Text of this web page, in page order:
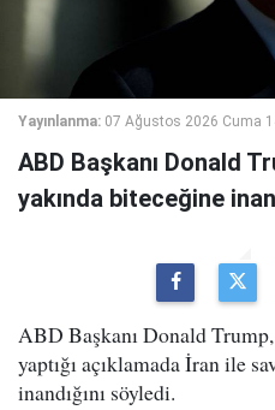
Yayınlanma: 07 Ağustos 2026 Cuma
ABD Başkanı Donald
yakında biteceğine
ABD Başkanı Donald
yaptığı açıklamada İran ile
inandığını söyledi.